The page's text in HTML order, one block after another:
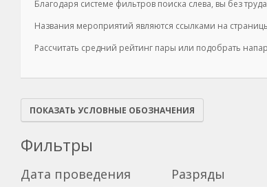
Благодаря системе фильтров поиска слева, вы без
Названия мероприятий являются ссылками на
Рассчитать средний рейтинг пары или подобрать
ПОКАЗАТЬ УСЛОВНЫЕ ОБОЗНАЧЕНИЯ
Фильтры
Дата проведения Разряды